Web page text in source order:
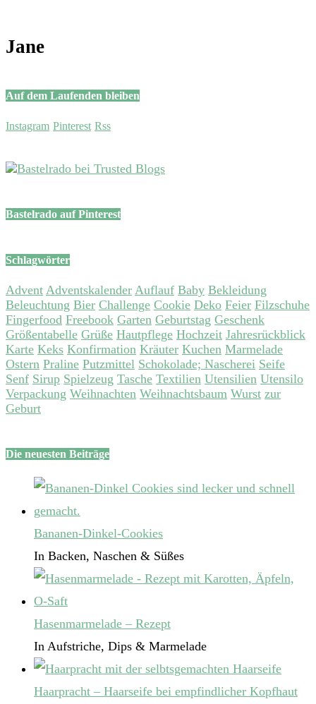
Jane
Auf dem Laufenden bleiben
Instagram Pinterest Rss
Bastelrado auf Pinterest
Schlagwörter
Advent Adventskalender Auflauf Baby Bekleidung
Beleuchtung Bier Challenge Cookie Deko Feier Filzschuhe
Fingerfood Freebook Garten Geburtstag Geschenk
Größentabelle Grüße Hautpflege Hochzeit Jahresrückblick
Karte Keks Konfirmation Kräuter Kuchen Marmelade
Ostern Praline Putzmittel Schokolade; Nascherei Seife
Senf Sirup Spielzeug Tasche Textilien Utensilien Utensilo
Verpackung Weihnachten Weihnachtsbaum Wurst zur
Geburt
Die neuesten Beiträge
Bananen-Dinkel-Cookies
In Backen, Naschen & Süßes
Hasenmarmelade – Rezept
In Aufstriche, Dips & Marmelade
Haarpracht – Haarseife bei empfindlicher Kopfhaut